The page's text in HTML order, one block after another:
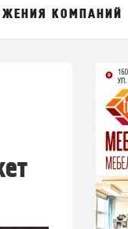
КОМПАНИЙ